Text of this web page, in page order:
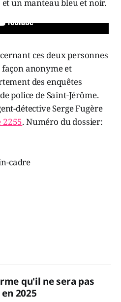
et un manteau bleu et noir.
ces deux personnes
anonyme et
des enquêtes
police de Saint-Jérôme.
détective Serge Fugère
2255. Numéro du dossier:
qu'il ne sera pas
2025